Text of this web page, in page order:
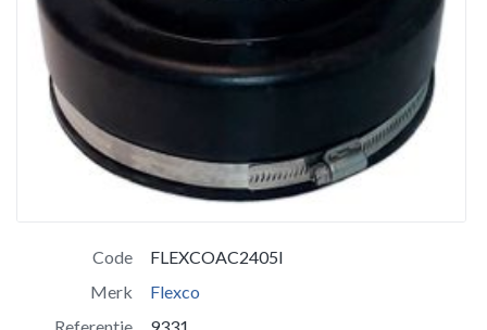
Code
FLEXCOAC2405I
Merk
Flexco